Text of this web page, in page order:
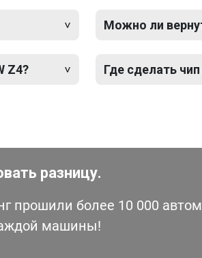
Z4?
Можно ли
Где сделать
разницу.
прошили более 10 000
машины!